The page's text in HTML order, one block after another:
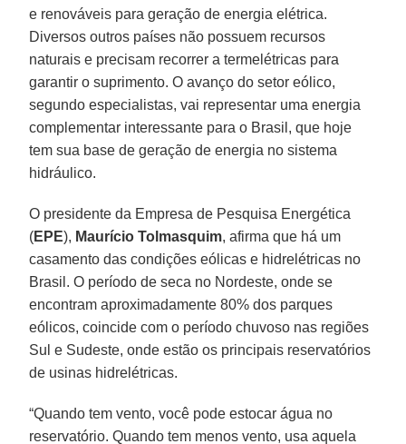
e renováveis para geração de energia elétrica.
Diversos outros países não possuem recursos
naturais e precisam recorrer a termelétricas para
garantir o suprimento. O avanço do setor eólico,
segundo especialistas, vai representar uma energia
complementar interessante para o Brasil, que hoje
tem sua base de geração de energia no sistema
hidráulico.
O presidente da Empresa de Pesquisa Energética
(EPE), Maurício Tolmasquim, afirma que há um
casamento das condições eólicas e hidrelétricas no
Brasil. O período de seca no Nordeste, onde se
encontram aproximadamente 80% dos parques
eólicos, coincide com o período chuvoso nas regiões
Sul e Sudeste, onde estão os principais reservatórios
de usinas hidrelétricas.
“Quando tem vento, você pode estocar água no
reservatório. Quando tem menos vento, usa aquela